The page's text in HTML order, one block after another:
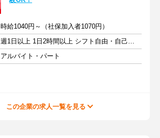
時給1040円～（社保加入者1070円）
週1日以上 1日2時間以上 シフト自由・自己申告
アルバイト・パート
この企業の求人一覧を見る